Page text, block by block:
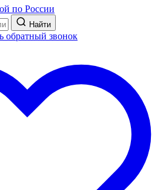
по России
Найти
обратный звонок